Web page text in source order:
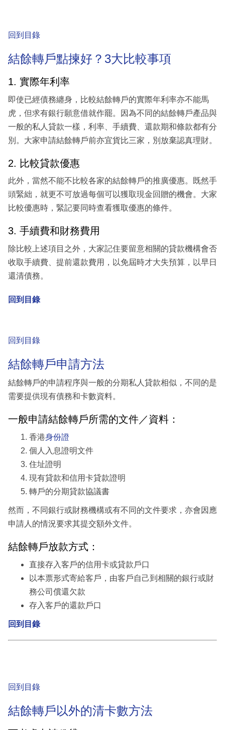
回到目錄
結餘轉戶點揀好？3大比較事項
1. 實際年利率
即使已經債務纏身，比較結餘轉戶的實際年利率亦不能馬
虎，但求有銀行願意借就作罷。因為不同的結餘轉戶產品與
一般的私人貸款一樣，利率、手續費、還款期和條款都有分
別。大家申請結餘轉戶前亦宜貨比三家，別放棄認真理財。
2. 比較貸款優惠
此外，當然不能不比較各家的結餘轉戶的推廣優惠。既然手
頭緊絀，就更不可放過每個可以獲取現金回贈的機會。大家
比較優惠時，緊記要同時查看獲取優惠的條件。
3. 手續費和財務費用
除比較上述項目之外，大家記住要留意相關的貸款機構會否
收取手續費、提前還款費用，以免屆時才大失預算，以早日
還清債務。
回到目錄
回到目錄
結餘轉戶申請方法
結餘轉戶的申請程序與一般的分期私人貸款相似，不同的是
需要提供現有債務和卡數資料。
一般申請結餘轉戶所需的文件／資料：
香港身份證
個人入息證明文件
住址證明
現有貸款和信用卡貸款證明
轉戶的分期貸款協議書
然而，不同銀行或財務機構或有不同的文件要求，亦會因應
申請人的情況要求其提交額外文件。
結餘轉戶放款方式：
直接存入客戶的信用卡或貸款戶口
以本票形式寄給客戶，由客戶自己到相關的銀行或財
務公司償還欠款
存入客戶的還款戶口
回到目錄
回到目錄
結餘轉戶以外的清卡數方法